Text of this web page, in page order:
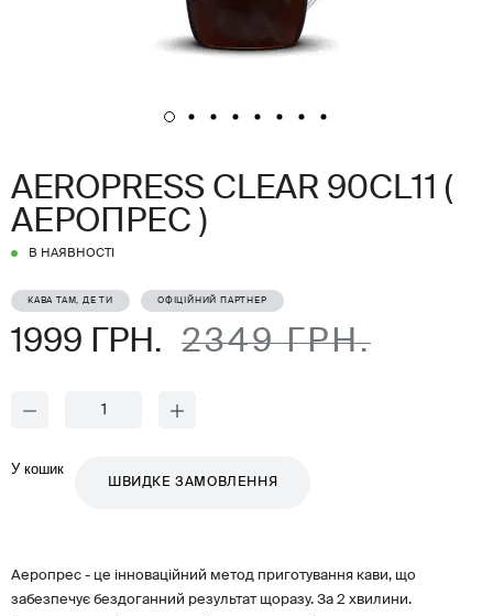
AEROPRESS CLEAR 90CL11 (
АЕРОПРЕС )
В НАЯВНОСТІ
КАВА ТАМ, ДЕ ТИ ОФІЦІЙНИЙ ПАРТНЕР
1999 ГРН. 2349 ГРН.
У кошик
ШВИДКЕ ЗАМОВЛЕННЯ
Аеропрес - це інноваційний метод приготування кави, що
забезпечує бездоганний результат щоразу. За 2 хвилини.